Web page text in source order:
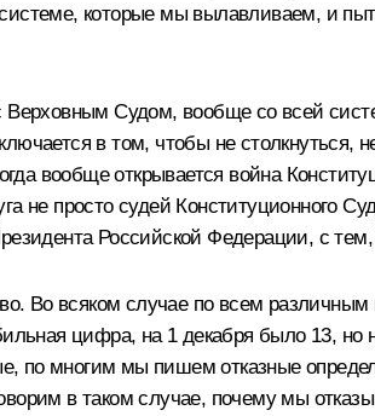
которые мы вылавливаем, и
Судом, вообще со всей
в том, чтобы не столкнуться,
вообще открывается война
не просто судей Конституционного
Российской Федерации, с
Во всяком случае по всем
цифра, на 1 декабря было 13,
по многим мы пишем отказные
в таком случае, почему мы